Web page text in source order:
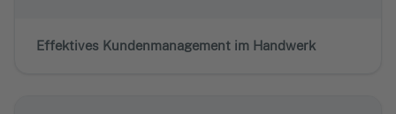
Effektives Kundenmanagement im Handwerk